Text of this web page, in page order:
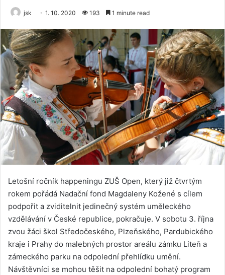
jsk 1. 10. 2020 193 1 minute read
Letošní ročník happeningu ZUŠ Open, který již čtvrtým
rokem pořádá Nadační fond Magdaleny Kožené s cílem
podpořit a zviditelnit jedinečný systém uměleckého
vzdělávání v České republice, pokračuje. V sobotu 3. října
zvou žáci škol Středočeského, Plzeňského, Pardubického
kraje i Prahy do malebných prostor areálu zámku Liteň a
zámeckého parku na odpolední přehlídku umění.
Návštěvníci se mohou těšit na odpolední bohatý program